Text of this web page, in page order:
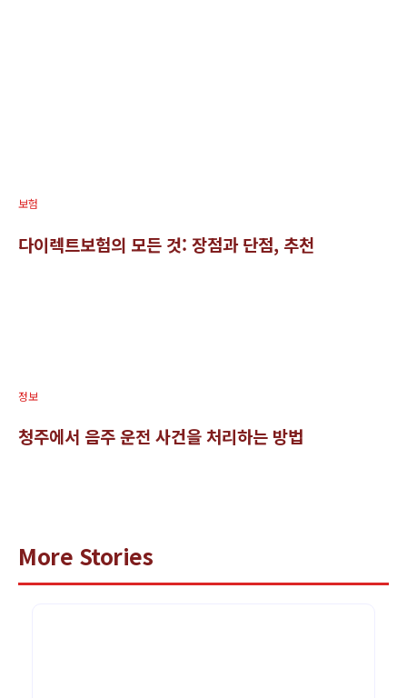
보험
다이렉트보험의 모든 것: 장점과 단점, 추천
정보
청주에서 음주 운전 사건을 처리하는 방법
More Stories